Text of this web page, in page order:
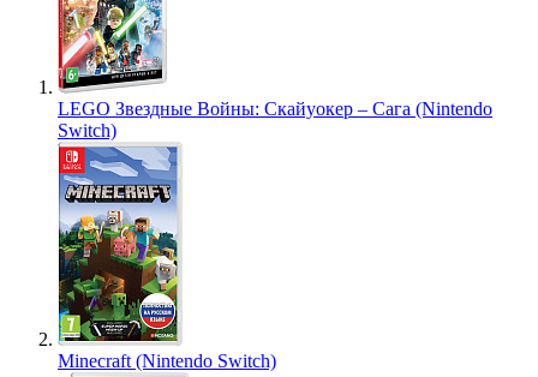
LEGO Звездные Войны: Скайуокер – Сага (Nintendo
Switch)
Minecraft (Nintendo Switch)